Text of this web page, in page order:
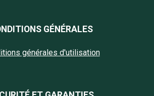
GÉNÉRALES
générales d'utilisation